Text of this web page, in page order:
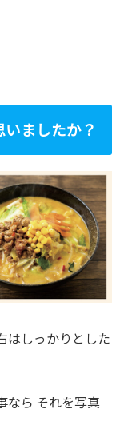
ましたか？
はしっかりとした
なら それを写真